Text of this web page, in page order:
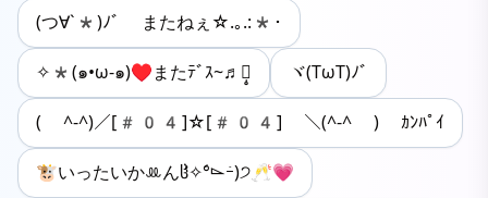
(つ∀`*)ﾉﾞ またねぇ☆.｡.:*･
✧*(๑•ω-๑)♥またﾃﾞｽ~♬೨̣̥ ヾ(TωT)ﾉﾞ
( ^-^)／[#04]☆[#04] ＼(^-^ ) ｶﾝﾊﾟｲ
🐮いったいか‪ꔛんჱ̒✧°́⌳ｰ́)੭🥂💗